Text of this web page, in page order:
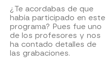
¿Te acordabas de que
había participado en este
programa? Pues fue uno
de los profesores y nos
ha contado detalles de
las grabaciones.